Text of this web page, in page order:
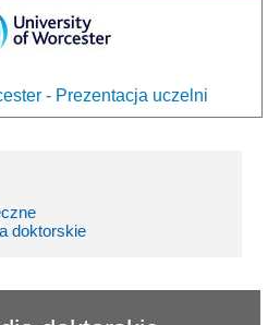
- Prezentacja uczelni
doktorskie